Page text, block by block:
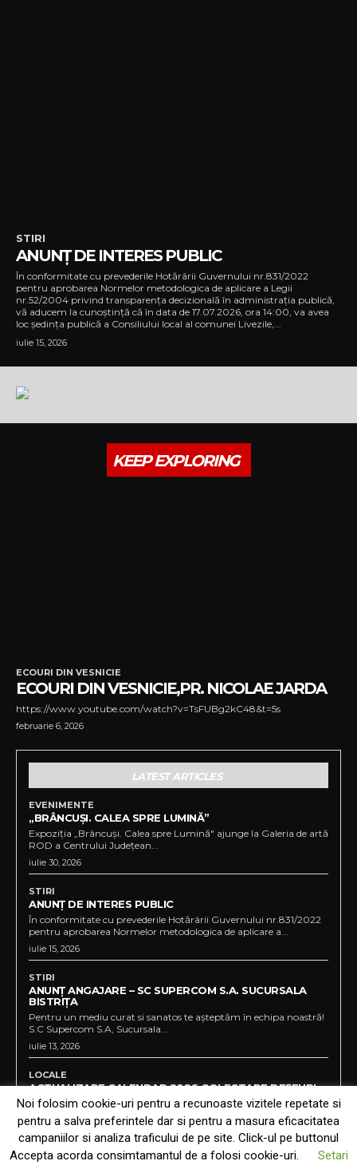
STIRI
ANUNȚ DE INTERES PUBLIC
În conformitate cu prevederile Hotărârii Guvernului nr.831/2022
pentru aprobarea Normelor metodologica de aplicare a Legii
nr.52/2004 privind transparența decizională în administrația publică,
vă aducem la cunoștință că în data de 17.07.2026, ora 14:00, va avea
loc ședința publică a Consiliului local al comunei Livezile,...
iulie 15, 2026
KEEP EXPLORING
ECOURI DIN VESNICIE
ECOURI DIN VESNICIE,PR. NICOLAE JARDA
https://www.youtube.com/watch?v=TsFUBg2kC48&t=5s
februarie 6, 2026
LATEST ARTICLES
EVENIMENTE
„BRÂNCUȘI. CALEA SPRE LUMINĂ”
Expoziția „Brâncuși. Calea spre Lumină" ajunge la Galeria de artă
ROD a Centrului Județean...
iulie 30, 2026
STIRI
ANUNȚ DE INTERES PUBLIC
În conformitate cu prevederile Hotărârii Guvernului nr.831/2022
pentru aprobarea Normelor metodologica de aplicare a...
iulie 15, 2026
STIRI
ANUNȚ ANGAJARE – SC SUPERCOM S.A. SUCURSALA
BISTRIȚA
Pentru un mediu curat si sanatos te așteptăm în echipa noastră!
S.C Supercom S.A, Sucursala...
iulie 13, 2026
LOCALE
ACTUALIZARE CALENDAR 2026 COLECTARE DEȘEURI
RECICLABILE PENTRU CARTIERELE :UNIREA,
VIIȘOARA,SIGMIR ,SĂRATA,GHINDA,SLĂTINIȚA
iulie 13, 2026
Noi folosim cookie-uri pentru a recunoaste vizitele repetate si
pentru a salva preferintele dar si pentru a masura eficacitatea
campaniilor si analiza traficului de pe site. Click-ul pe buttonul
Accepta acorda consimtamantul de a folosi cookie-uri.
Setari